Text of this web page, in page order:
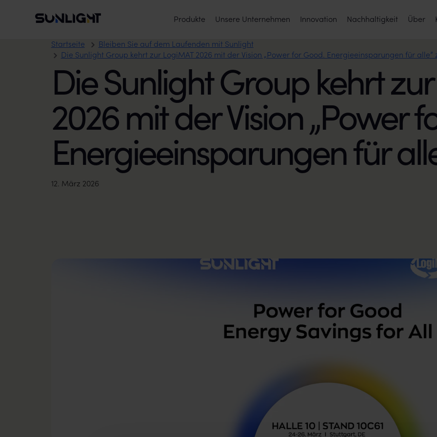
Sunlight Group
Hauptmenü
Produkte Unsere Unternehmen Innovation Nachhaltigkeit Über
Startseite
Bleiben Sie auf dem Laufenden mit Sunlight
Die Sunlight Group kehrt zur LogiMAT 2026 mit der Vision „Power for Good. Energieeinsparungen für alle”
Die Sunlight Group kehrt
2026 mit der Vision „Power
Energieeinsparungen für
12. März 2026